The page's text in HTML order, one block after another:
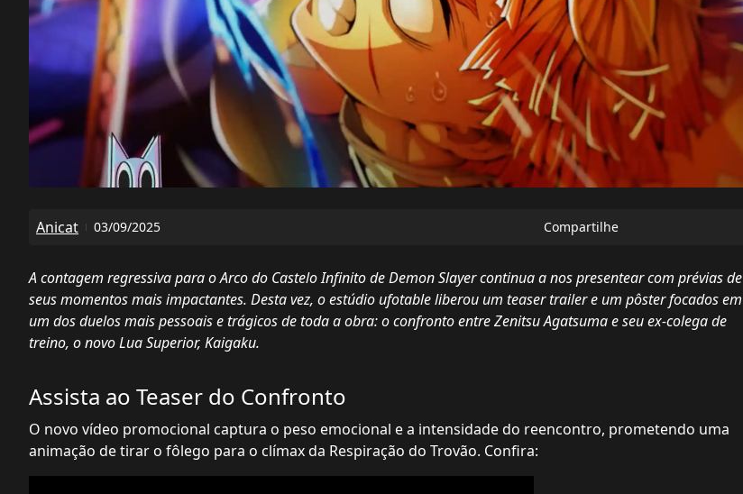
Anicat 03/09/2025 Compartilhe
A contagem regressiva para o Arco do Castelo Infinito de Demon Slayer continua a nos presentear com prévias de
seus momentos mais impactantes. Desta vez, o estúdio ufotable liberou um teaser trailer e um pôster focados em
um dos duelos mais pessoais e trágicos de toda a obra: o confronto entre Zenitsu Agatsuma e seu ex-colega de
treino, o novo Lua Superior, Kaigaku.
Assista ao Teaser do Confronto
O novo vídeo promocional captura o peso emocional e a intensidade do reencontro, prometendo uma
animação de tirar o fôlego para o clímax da Respiração do Trovão. Confira: